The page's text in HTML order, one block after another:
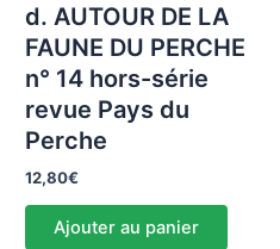
d. AUTOUR DE LA
FAUNE DU PERCHE
n° 14 hors-série
revue Pays du
Perche
12,80€
Ajouter au panier